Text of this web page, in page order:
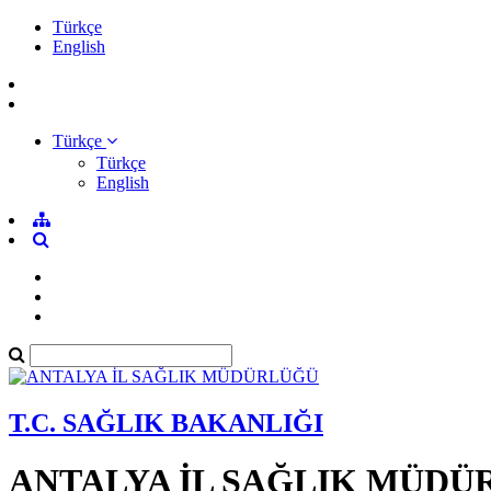
Türkçe
English
Türkçe
Türkçe
English
T.C. SAĞLIK BAKANLIĞI
ANTALYA İL SAĞLIK